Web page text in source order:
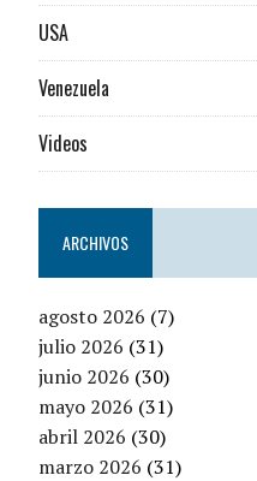
USA
Venezuela
Videos
ARCHIVOS
agosto 2026 (7)
julio 2026 (31)
junio 2026 (30)
mayo 2026 (31)
abril 2026 (30)
marzo 2026 (31)